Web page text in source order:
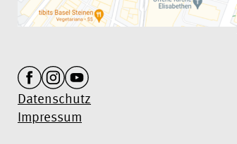
Datenschutz
Impressum